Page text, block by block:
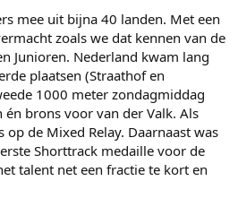
mee uit bijna 40 landen. Met een
zoals we dat kennen van de
Junioren. Nederland kwam lang
plaatsen (Straathof en
1000 meter zondagmiddag
brons voor van der Valk. Als
de Mixed Relay. Daarnaast was
Shorttrack medaille voor de
talent net een fractie te kort en